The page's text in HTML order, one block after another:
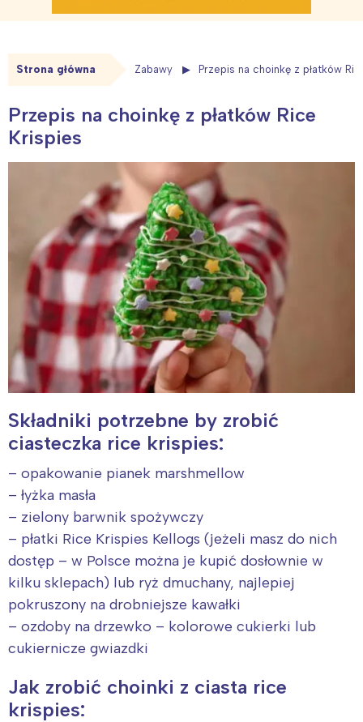
Strona główna Zabawy Przepis na choinkę z płatków
Przepis na choinkę z płatków Rice
Krispies
Składniki potrzebne by zrobić
ciasteczka rice krispies:
– opakowanie pianek marshmellow
– łyżka masła
– zielony barwnik spożywczy
– płatki Rice Krispies Kellogs (jeżeli masz do nich
dostęp – w Polsce można je kupić dosłownie w
kilku sklepach) lub ryż dmuchany, najlepiej
pokruszony na drobniejsze kawałki
– ozdoby na drzewko – kolorowe cukierki lub
cukiernicze gwiazdki
Jak zrobić choinki z ciasta rice
krispies: